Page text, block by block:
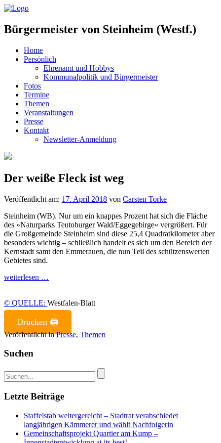
Bürgermeister von Steinheim (Westf.)
Home
Persönlich
Ehrenamt und Hobbys
Kommunalpolitik und Bürgermeister
Fotos
Termine
Themen
Veranstaltungen
Presse
Kontakt
Newsletter-Anmeldung
Der weiße Fleck ist weg
Veröffentlicht am: 17. April 2018 von Carsten Torke
Steinheim (WB). Nur um ein knappes Prozent hat sich die Fläche
des »Naturparks Teutoburger Wald/Eggegebirge« vergrößert. Für
die Großgemeinde Steinheim sind diese 25,4 Quadratkilometer aber
besonders wichtig – schließlich handelt es sich um den Bereich der
Kernstadt samt den Emmerauen, die nun Teil des schützenswerten
Gebietes sind.
weiterlesen …
© QUELLE: Westfalen-Blatt
Drucken 🖨
Veröffentlicht inPresse, Themen
Suchen
Letzte Beiträge
Staffelstab weitergereicht – Stadtrat verabschiedet
langjährigen Kämmerer und wählt Nachfolgerin
Gemeinschaftsprojekt Quartier am Kump –